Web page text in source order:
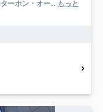
ーホン・オー... もっと